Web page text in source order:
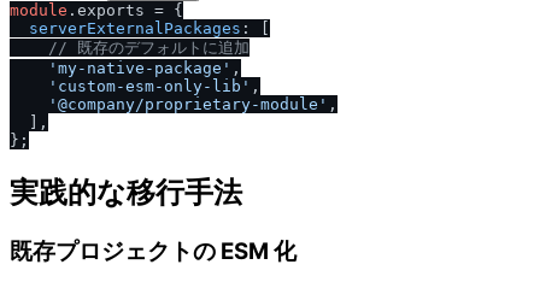
module . exports = {
serverExternalPackages : [
// 既存のデフォルトに追加
'my-native-package' ,
'custom-esm-only-lib' ,
'@company/proprietary-module' ,
  ],
実践的な移行手法
既存プロジェクトの ESM 化